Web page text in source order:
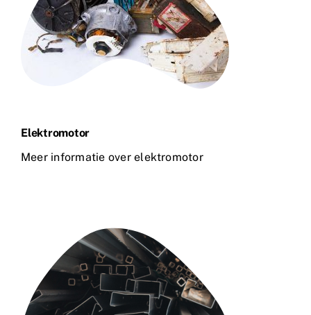
Elektromotor
Meer informatie over elektromotor